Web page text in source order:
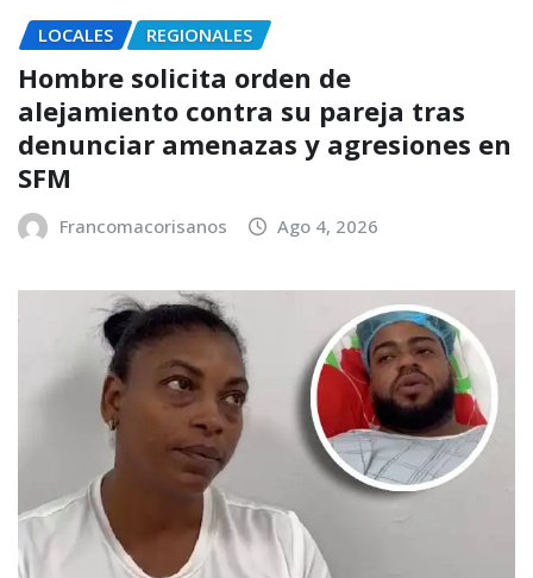
LOCALES REGIONALES
Hombre solicita orden de
alejamiento contra su pareja tras
denunciar amenazas y agresiones en
SFM
Francomacorisanos Ago 4, 2026